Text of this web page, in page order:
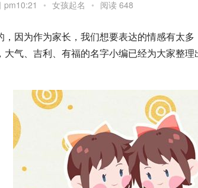
pm10:21 • 女孩起名 • 阅读 648
，因为作为家长，我们想要表达的情感有太
气、吉利、有福的名字小编已经为大家整